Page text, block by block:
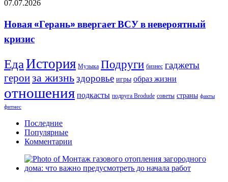
—
то
самое
событие,
многие
ждали
почти
четыре
года
Новая
ввергает
ВСУ
в
кризис
07.07.2026
Новая «Герань» ввергает ВСУ в невероятный
кризис
ЕдаИстория Музыка Подруги бизнес гаджеты
героиза жизнь здоровье игры образ жизни
отношения подкасты подруга Brodude советы страны факты
фитнес
Последние
Популярные
Комментарии